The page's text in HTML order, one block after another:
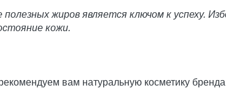
жиров является ключом к успеху.
кожи.
вам натуральную косметику